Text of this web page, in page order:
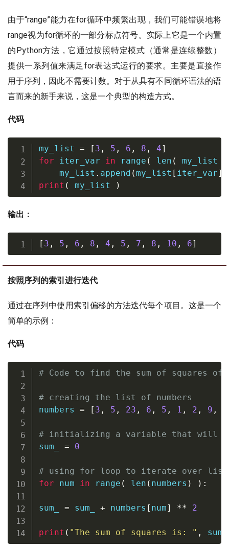
由于“range”能力在for循环中频繁出现，我们可能错误地将
range视为for循环的一部分标点符号。实际上它是一个内置
的Python方法，它通过按照特定模式（通常是连续整数）
提供一系列值来满足for表达式运行的要求。主要是直接作
用于序列，因此不需要计数。对于从具有不同循环语法的语
言而来的新手来说，这是一个典型的构造方式。
代码
my_list = [ 3 , 5 , 6 , 8 , 4]
for iter_var in range ( len ( my_list
    my_list
. append (my_list [ iter_var]
print ( my_list )
输出：
[ 3 , 5 , 6 , 8 , 4 , 5 , 7 , 8 , 10 , 6]
按照序列的索引进行迭代
通过在序列中使用索引偏移的方法迭代每个项目。这是一个
简单的示例：
代码
# Code to find the sum of squares
# creating the list of numbers
numbers = [ 3 , 5 , 23 , 6 , 5 , 1 , 2 , 9 ,
# initializing a variable that will
sum_ = 0
# using for loop to iterate over list
for num in range ( len ( numbers ) ) :
sum_ = sum_ + numbers [ num] ** 2
print ( "The sum of squares is: " , sum_